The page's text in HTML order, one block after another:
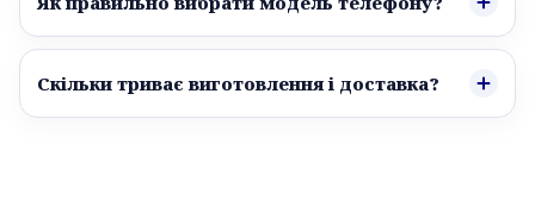
Скільки триває виготовлення і доставка?